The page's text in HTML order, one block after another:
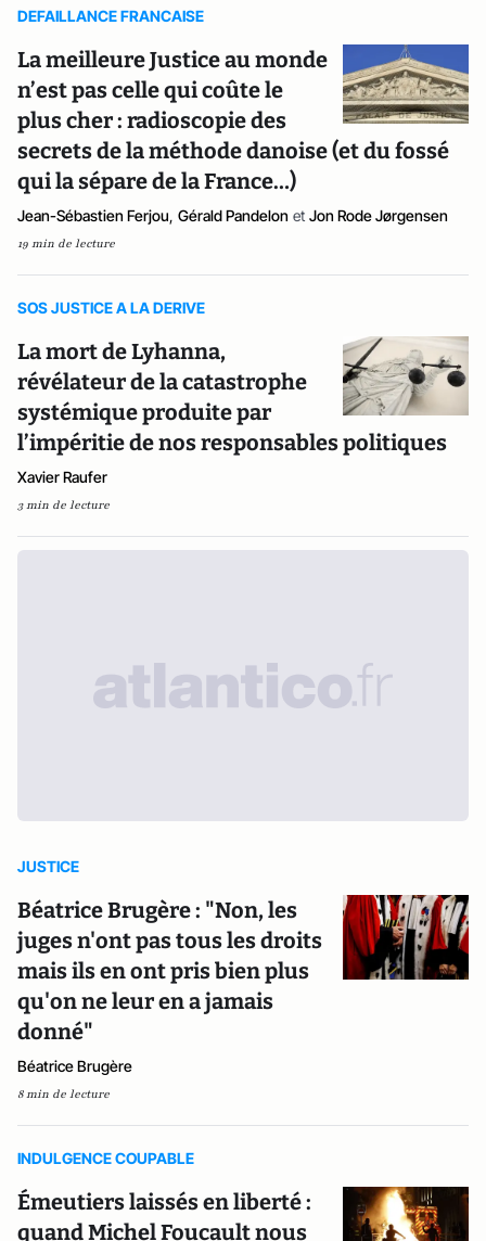
DEFAILLANCE FRANCAISE
La meilleure Justice au monde
n’est pas celle qui coûte le
plus cher : radioscopie des
secrets de la méthode danoise (et du fossé
qui la sépare de la France…)
Jean-Sébastien Ferjou, Gérald Pandelon et Jon Rode Jørgensen
19 min de lecture
SOS JUSTICE A LA DERIVE
La mort de Lyhanna,
révélateur de la catastrophe
systémique produite par
l’impéritie de nos responsables politiques
Xavier Raufer
3 min de lecture
JUSTICE
Béatrice Brugère : "Non, les
juges n'ont pas tous les droits
mais ils en ont pris bien plus
qu'on ne leur en a jamais
donné"
Béatrice Brugère
8 min de lecture
INDULGENCE COUPABLE
Émeutiers laissés en liberté :
quand Michel Foucault nous